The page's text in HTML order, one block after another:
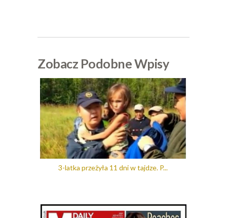
Zobacz Podobne Wpisy
3-latka przeżyła 11 dni w tajdze. P...